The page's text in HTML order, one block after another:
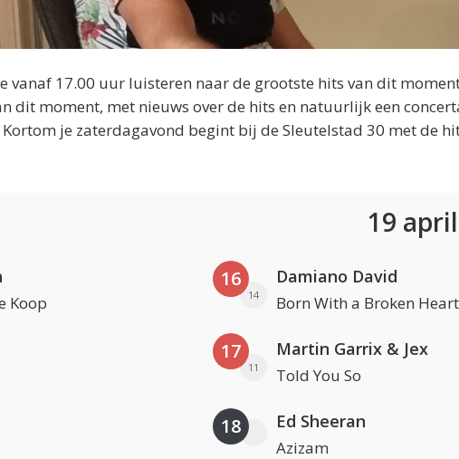
vanaf 17.00 uur luisteren naar de grootste hits van dit
dit moment, met nieuws over de hits en natuurlijk een
je zaterdagavond begint bij de Sleutelstad 30 met de
19
Koop
16
14
Damiano David
Born With a Broken Heart
17
11
Martin Garrix & Jex
Told You So
18 Ed Sheeran
Azizam